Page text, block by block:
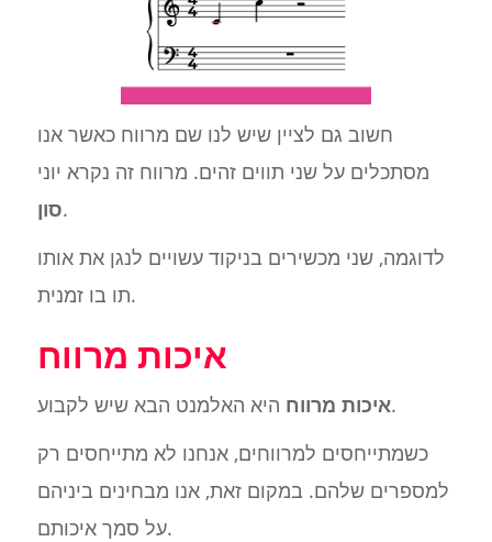
חשוב גם לציין שיש לנו שם מרווח כאשר אנו
מסתכלים על שני תווים זהים. מרווח זה נקרא יוני
סון.
לדוגמה, שני מכשירים בניקוד עשויים לנגן את אותו
תו בו זמנית.
איכות מרווח
איכות מרווחהיא האלמנט הבא שיש לקבוע.
כשמתייחסים למרווחים, אנחנו לא מתייחסים רק
למספרים שלהם. במקום זאת, אנו מבחינים ביניהם
על סמך איכותם.